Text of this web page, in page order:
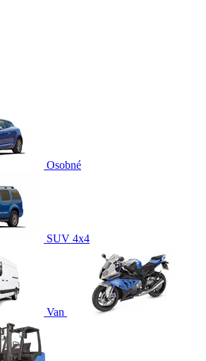
Osobné
SUV 4x4
Van